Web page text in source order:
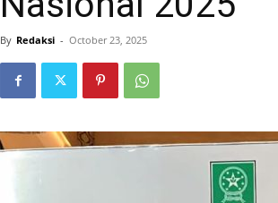
By Redaksi - October 23, 2025